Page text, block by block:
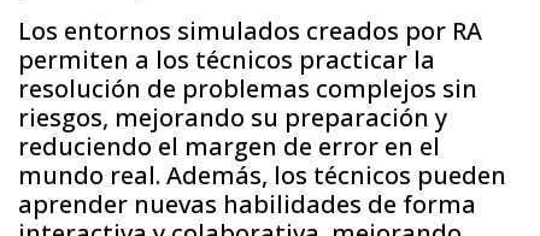
Los entornos simulados creados por RA
permiten a los técnicos practicar la
resolución de problemas complejos sin
riesgos, mejorando su preparación y
reduciendo el margen de error en el
mundo real. Además, los técnicos pueden
aprender nuevas habilidades de forma